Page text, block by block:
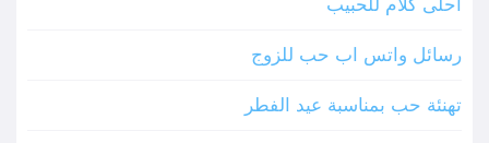
احلى كلام للحبيب
رسائل واتس اب حب للزوج
تهنئة حب بمناسبة عيد الفطر